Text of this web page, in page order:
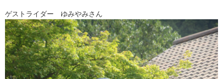
ゲストライダー ゆみやみさん